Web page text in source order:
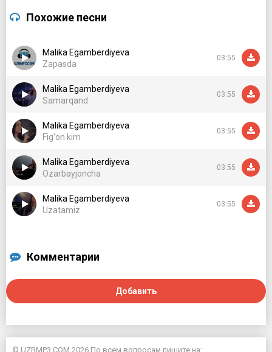
Похожие песни
Malika Egamberdiyeva
Zapasda
03:55
Malika Egamberdiyeva
Samarqand
03:55
Malika Egamberdiyeva
Fig'on kim
03:55
Malika Egamberdiyeva
Ozarbayjoncha
03:55
Malika Egamberdiyeva
Uzatamiz
03:55
Комментарии
Добавить
© UZBMP3.COM 2026 По всем вопросам пишите на: